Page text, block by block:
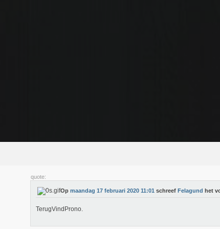
quote:
Op maandag 17 februari 2020 11:01 schreef Felagund het
TerugVindProno.